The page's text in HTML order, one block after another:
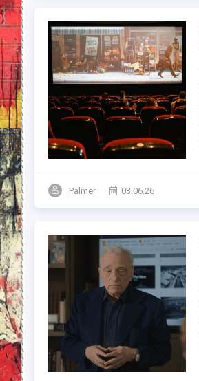
Palmer 03.06.26